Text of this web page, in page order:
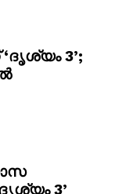
3’;
3’